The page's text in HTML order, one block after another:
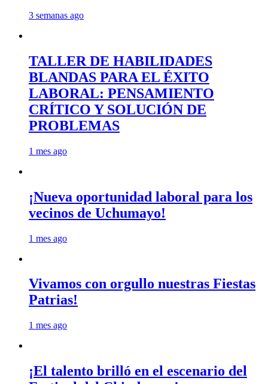
3 semanas ago
TALLER DE HABILIDADES
BLANDAS PARA EL ÉXITO
LABORAL: PENSAMIENTO
CRÍTICO Y SOLUCIÓN DE
PROBLEMAS
1 mes ago
¡Nueva oportunidad laboral para los
vecinos de Uchumayo!
1 mes ago
Vivamos con orgullo nuestras Fiestas
Patrias!
1 mes ago
¡El talento brilló en el escenario del